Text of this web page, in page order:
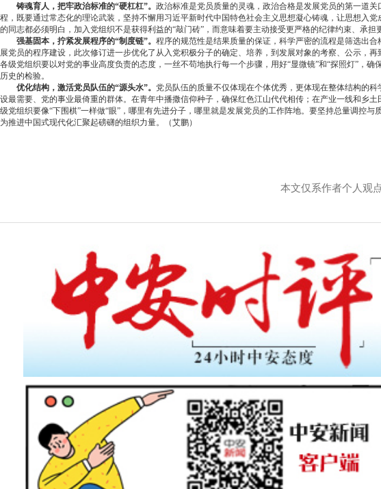
铸魂育人，把牢政治标准的“硬杠杠”。 政治标准是党员质量的灵魂，政治合格是发展党员的第一道
程，既要通过常态化的理论武装，坚持不懈用习近平新时代中国特色社会主义思想凝心铸魂，让思想入
的同志都必须明白，加入党组织不是获得利益的“敲门砖”，而意味着要主动接受更严格的纪律约束、承
强基固本，拧紧发展程序的“制度链”。 程序的规范性是结果质量的保证，科学严密的流程是筛选出
展党员的程序建设，此次修订进一步优化了从入党积极分子的确定、培养，到发展对象的考察、公示，
各级党组织要以对党的事业高度负责的态度，一丝不苟地执行每一个步骤，用好“显微镜”和“探照灯”，
历史的检验。
优化结构，激活党员队伍的“源头水”。 党员队伍的质量不仅体现在个体优秀，更体现在整体结构的
设最需要、党的事业最倚重的群体。在青年中播撒信仰种子，确保红色江山代代相传；在产业一线和乡
级党组织要像“下围棋”一样做“眼”，哪里有先进分子，哪里就是发展党员的工作阵地。要坚持总量调控
为推进中国式现代化汇聚起磅礴的组织力量。（艾鹏）
本文仅系作者个人观